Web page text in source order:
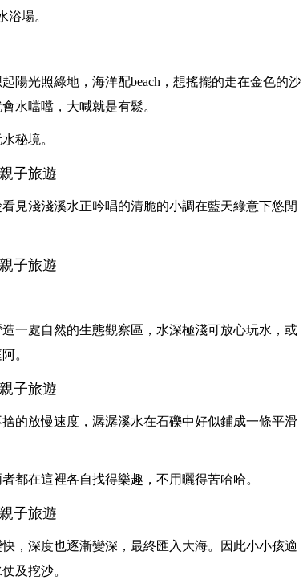
浴場。
陽光照綠地，海洋配beach，想搖擺的走在金色的沙
水噹噹，大喊就是有鬆。
秘境。
見淺淺溪水正吟唱的清脆的小調在藍天綠意下悠閒
一處自然的生態觀察區，水深極淺可放心玩水，或
。
的放慢速度，潺潺溪水在石礫中好似鋪成一條平滑
都在這裡各自找得樂趣，不用曬得苦哈哈。
，深度也逐漸變深，最終匯入大海。因此小小孩適
及挖沙。